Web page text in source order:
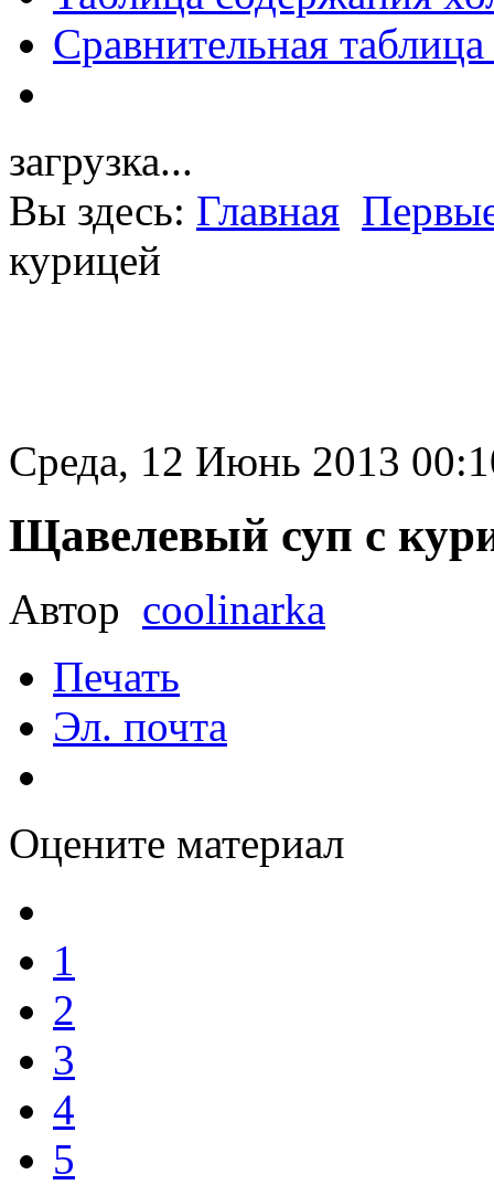
Сравнительная
загрузка...
Вы здесь: Главная
курицей
Среда, 12 Июнь 2013
Щавелевый суп с
Автор coolinarka
Печать
Эл. почта
Оцените материал
1
2
3
4
5